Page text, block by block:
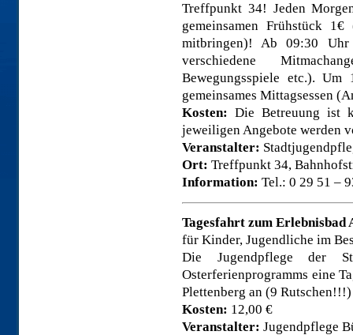
Treffpunkt 34! Jeden
gemeinsamen Frühstück
mitbringen)! Ab 09:30
verschiedene
Bewegungsspiele etc.).
gemeinsames Mittagsessen
Kosten: Die Betreuung ist
jeweiligen Angebote werden
Veranstalter:
Ort: Treffpunkt 34,
Information: Tel.: 0 29 51 –
Tagesfahrt zum Erlebnisbad
für Kinder, Jugendliche im
Die Jugendpflege der
Osterferienprogramms eine
Plettenberg an (9 Rutschen!!!)
Kosten: 12,00 €
Veranstalter: Jugendpflege